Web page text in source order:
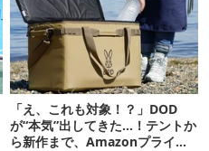
「え、これも対象！？」DOD
が“本気”出してきた…！テントか
ら新作まで、Amazonプライム